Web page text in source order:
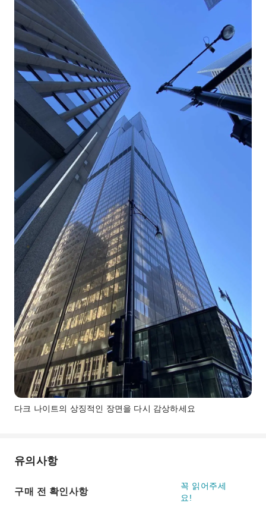
다크 나이트의 상징적인 장면을 다시 감상하세요
유의사항
구매 전 확인사항
꼭 읽어주세
요!